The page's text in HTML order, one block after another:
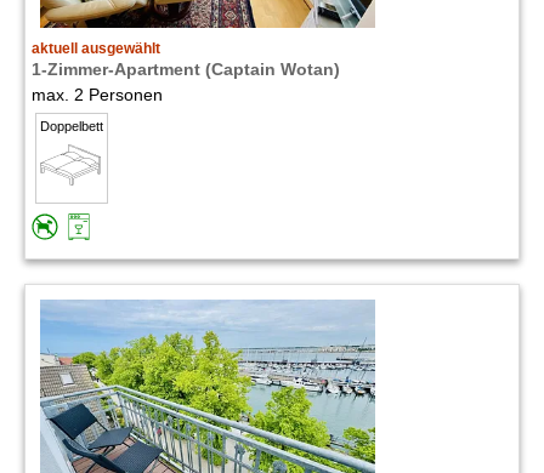
aktuell ausgewählt
1-Zimmer-Apartment (Captain Wotan)
max. 2 Personen
Doppelbett